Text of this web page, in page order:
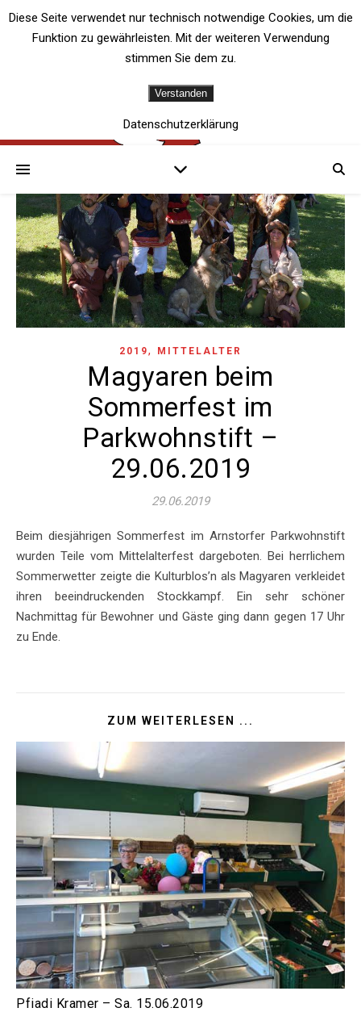
2019, MITTELALTER
Magyaren beim
Sommerfest im
Parkwohnstift –
29.06.2019
29.06.2019
Beim diesjährigen Sommerfest im Arnstorfer Parkwohnstift
wurden Teile vom Mittelalterfest dargeboten. Bei herrlichem
Sommerwetter zeigte die Kulturblos’n als Magyaren verkleidet
ihren beeindruckenden Stockkampf. Ein sehr schöner
Nachmittag für Bewohner und Gäste ging dann gegen 17 Uhr
zu Ende.
ZUM WEITERLESEN ...
Pfiadi Kramer – Sa. 15.06.2019
Diese Seite verwendet nur technisch notwendige Cookies, um die
Funktion zu gewährleisten. Mit der weiteren Verwendung
stimmen Sie dem zu.
Verstanden
Datenschutzerklärung